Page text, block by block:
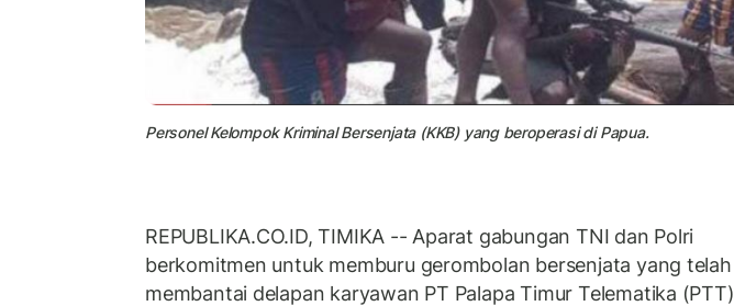
Personel Kelompok Kriminal Bersenjata (KKB) yang beroperasi di Papua.
REPUBLIKA.CO.ID, TIMIKA -- Aparat gabungan TNI dan Polri
berkomitmen untuk memburu gerombolan bersenjata yang telah
membantai delapan karyawan PT Palapa Timur Telematika (PTT)